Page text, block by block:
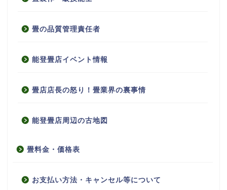
畳の品質管理責任者
能登畳店イベント情報
畳店店長の怒り！畳業界の裏事情
能登畳店周辺の古地図
畳料金・価格表
お支払い方法・キャンセル等について